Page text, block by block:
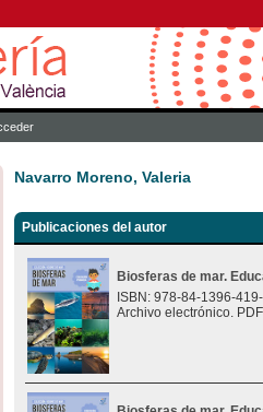
Navarro Moreno, Valeria
Publicaciones del autor
Biosferas de mar.
ISBN: 978-84-1396-
Archivo electrónico.